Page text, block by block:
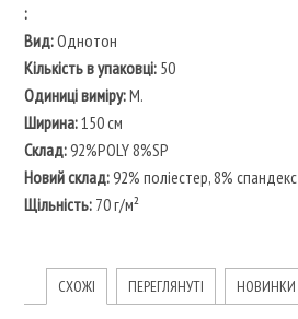
:
Вид:Однотон
Кількість в упаковці:50
Одиниці виміру:М.
Ширина:150 см
Склад:92%POLY 8%SP
Новий склад:92% поліестер, 8% спандекс
Щільність:70 г/м²
СХОЖІ ПЕРЕГЛЯНУТІ НОВИНКИ